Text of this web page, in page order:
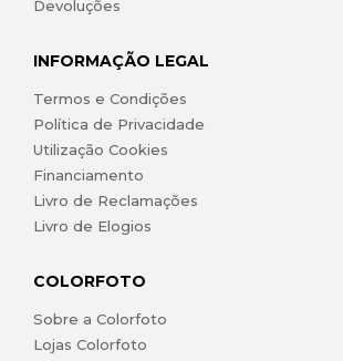
Devoluções
INFORMAÇÃO LEGAL
Termos e Condições
Política de Privacidade
Utilização Cookies
Financiamento
Livro de Reclamações
Livro de Elogios
COLORFOTO
Sobre a Colorfoto
Lojas Colorfoto